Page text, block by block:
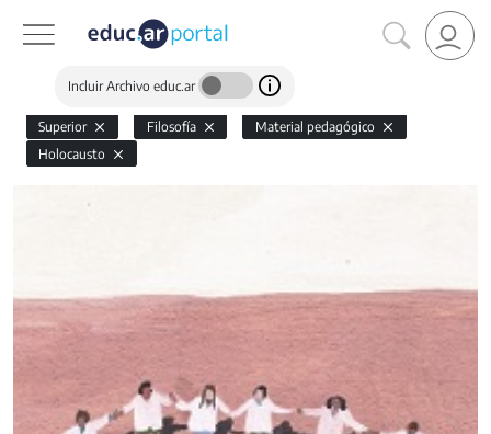
Incluir Archivo educ.ar
Superior Filosofía
Material pedagógico
Holocausto